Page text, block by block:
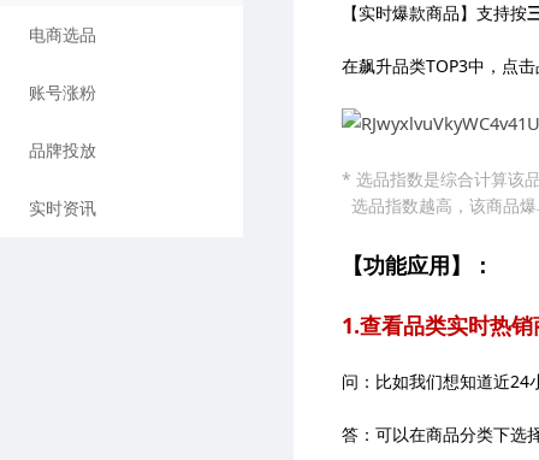
电商选品
账号涨粉
品牌投放
实时资讯
【实时爆款商品】支持按
在飙升品类TOP3中，点
* 选品指数是综合计算该
选品指数越高，该商品
【功能应用】：
1.查看品类实时热销
问：比如我们想知道近24
答：可以在商品分类下选